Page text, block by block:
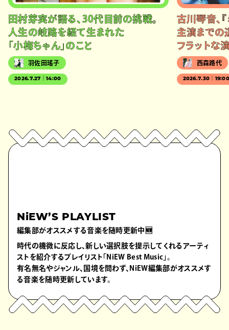
田村芽実が語る、30代目前の挑戦。
人生の岐路を経て生まれた
「小梅ちゃん」のこと
羽佐田瑤子
2026.7.27｜14:00
古川琴音、
主演までの
フラットな
西森路代
2026.7.30｜
NiEW’S PLAYLIST
編集部がオススメする音楽を随時更新中🆕
時代の機微に反応し、新しい選択肢を提示してくれるアーティ
ストを紹介するプレイリスト「NiEW Best Music」。
有名無名やジャンル、国境を問わず、NiEW編集部がオススメす
る音楽を随時更新しています。